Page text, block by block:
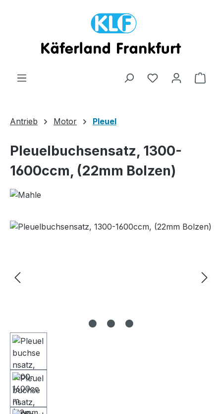
Zum Hauptinhalt springen
Antrieb Motor Pleuel
Pleuelbuchsensatz, 1300-
1600ccm, (22mm Bolzen)
Bildergalerie überspringen